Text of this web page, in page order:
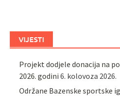
VIJESTI
Projekt dodjele donacija na
2026. godini 6. kolovoza 2026.
Održane Bazenske sportske